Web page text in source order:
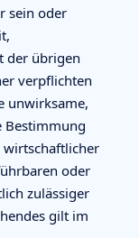
sein oder
der übrigen
verpflichten
unwirksame,
Bestimmung
wirtschaftlicher
oder
zulässiger
gilt im